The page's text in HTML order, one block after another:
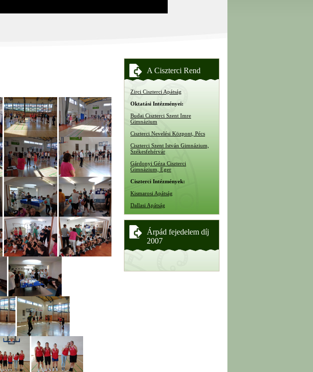
A Ciszterci Rend
Zirci Ciszterci Apátság
Oktatási Intézményei:
Budai Ciszterci Szent Imre
Gimnázium
Ciszterci Nevelési Központ, Pécs
Ciszterci Szent István Gimnázium,
Székesfehérvár
Gárdonyi Géza Ciszterci
Gimnázium, Eger
Ciszterci Intézmények:
Kismarosi Apátság
Dallasi Apátság
Árpád fejedelem díj
2007